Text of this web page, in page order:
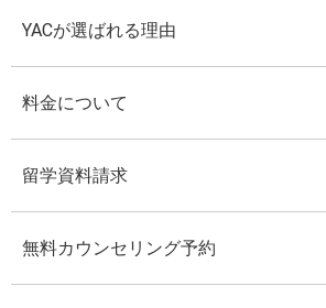
YACが選ばれる理由
料金について
留学資料請求
無料カウンセリング予約